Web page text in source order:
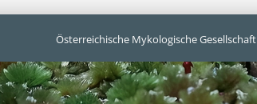
Österreichische Mykologische Gesellschaft